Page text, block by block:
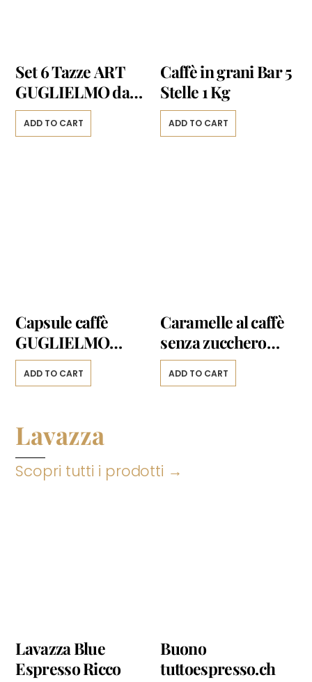
Set 6 Tazze ART
GUGLIELMO da
Cappuccino
ADD TO CART
Caffè in grani Bar 5
Stelle 1 Kg
ADD TO CART
Capsule caffè
GUGLIELMO
GUSTO cofanetto
assaggio tris
Gusto *
ADD TO CART
Caramelle al caffè
senza zucchero
125g
ADD TO CART
Lavazza
Scopri tutti i prodotti →
Lavazza Blue
Espresso Ricco
Buono
tuttoespresso.ch